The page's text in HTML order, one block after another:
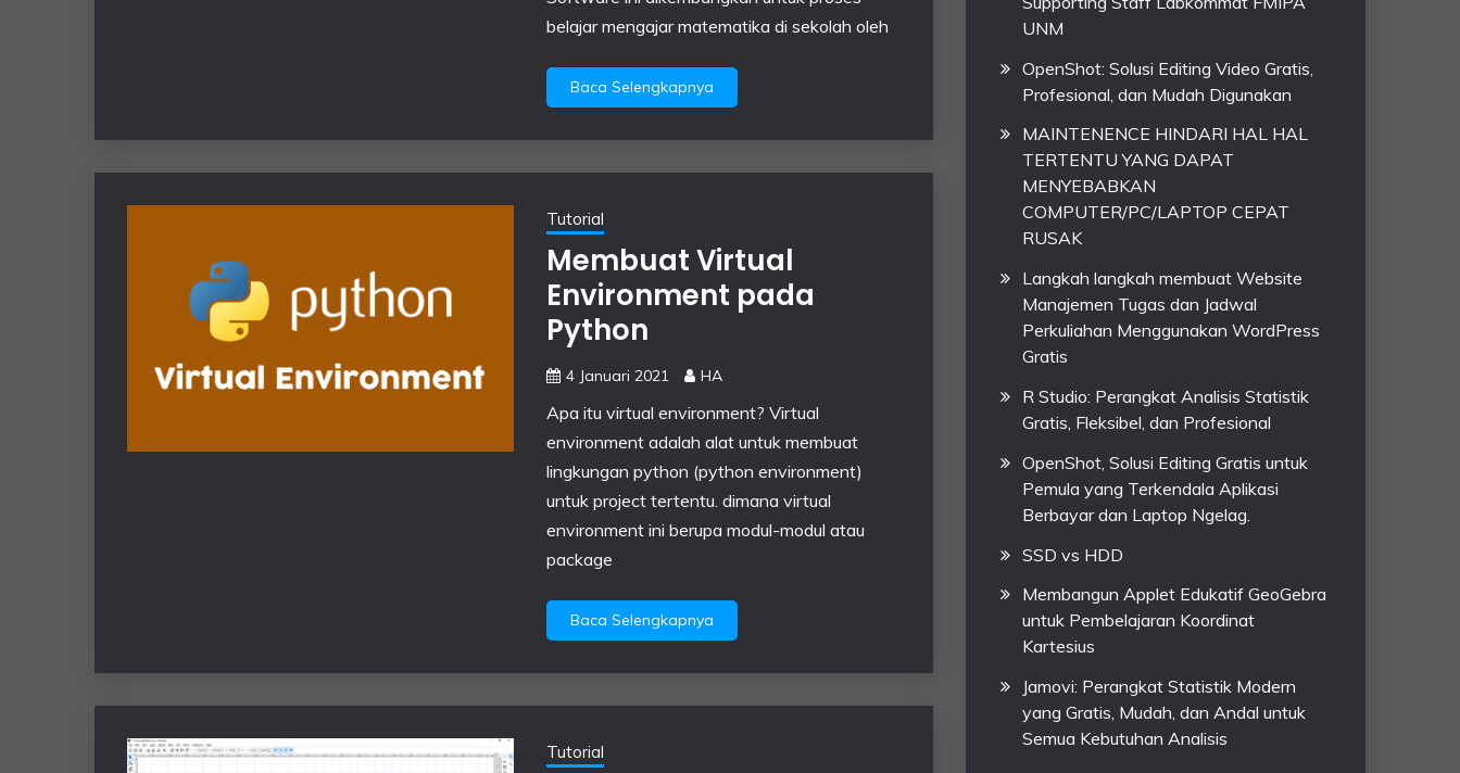
belajar mengajar matematika di sekolah oleh
Baca Selengkapnya
Tutorial
Membuat Virtual
Environment pada
Python
4 Januari 2021 HA
Apa itu virtual environment? Virtual
environment adalah alat untuk membuat
lingkungan python (python environment)
untuk project tertentu. dimana virtual
environment ini berupa modul-modul atau
package
Baca Selengkapnya
Tutorial
UNM
OpenShot: Solusi Editing Video Gratis,
Profesional, dan Mudah Digunakan
MAINTENENCE HINDARI HAL HAL
TERTENTU YANG DAPAT
MENYEBABKAN
COMPUTER/PC/LAPTOP CEPAT
RUSAK
Langkah langkah membuat Website
Manajemen Tugas dan Jadwal
Perkuliahan Menggunakan WordPress
Gratis
R Studio: Perangkat Analisis Statistik
Gratis, Fleksibel, dan Profesional
OpenShot, Solusi Editing Gratis untuk
Pemula yang Terkendala Aplikasi
Berbayar dan Laptop Ngelag.
SSD vs HDD
Membangun Applet Edukatif GeoGebra
untuk Pembelajaran Koordinat
Kartesius
Jamovi: Perangkat Statistik Modern
yang Gratis, Mudah, dan Andal untuk
Semua Kebutuhan Analisis